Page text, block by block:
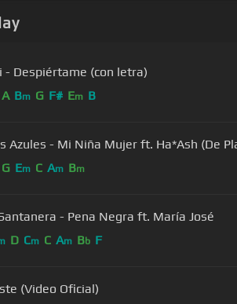
- Despiértame (con letra)
A Bm G F# Em B
Azules - Mi Niña Mujer ft. Ha*Ash (De
G Em C Am Bm
- Pena Negra ft. María José
D Cm C Am Bb F
(Video Oficial)